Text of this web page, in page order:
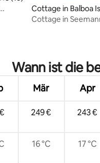
Cottage in Balboa
Cottage in
Wann ist die
Mär Apr
249 € 243 €
16 °C 17 °C